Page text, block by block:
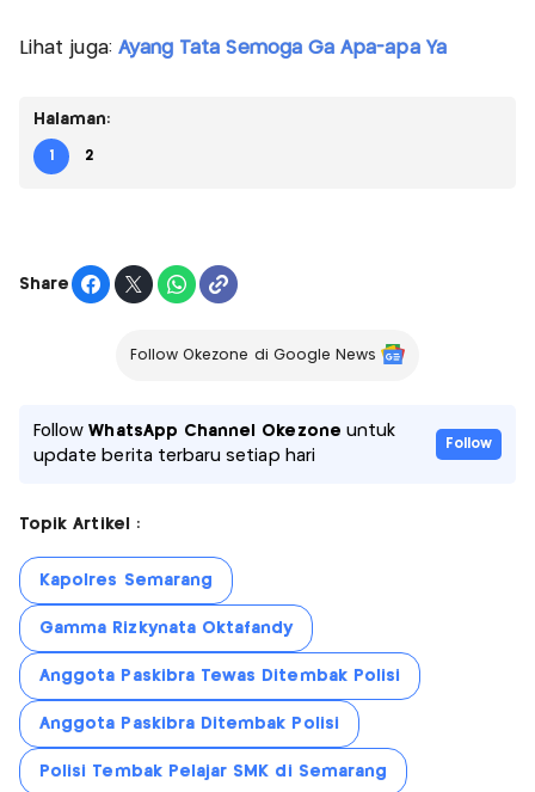
Lihat juga: Ayang Tata Semoga Ga Apa-apa Ya
Halaman:
1 2
Share
Follow Okezone di Google News
FollowWhatsApp Channel Okezone untuk
update berita terbaru setiap hari
Follow
Topik Artikel :
Kapolres Semarang
Gamma Rizkynata Oktafandy
Anggota Paskibra Tewas Ditembak Polisi
Anggota Paskibra Ditembak Polisi
Polisi Tembak Pelajar SMK di Semarang